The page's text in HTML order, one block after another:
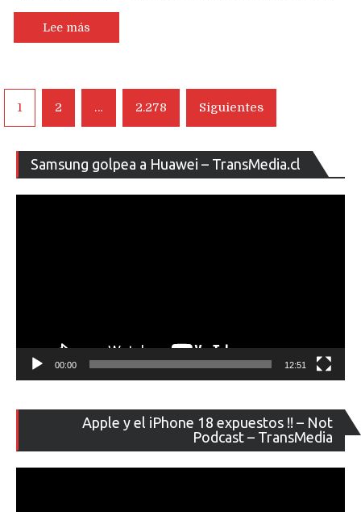
Lee más
Navegación
de
entradas
1 2 … 2.278 Siguientes
Samsung golpea a Huawei – TransMedia.cl
de
00:00 12:51
Apple y el iPhone 18 expuestos !! – Not
Podcast – TransMedia
de